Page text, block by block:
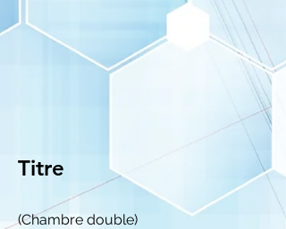
Titre
(Chambre double)